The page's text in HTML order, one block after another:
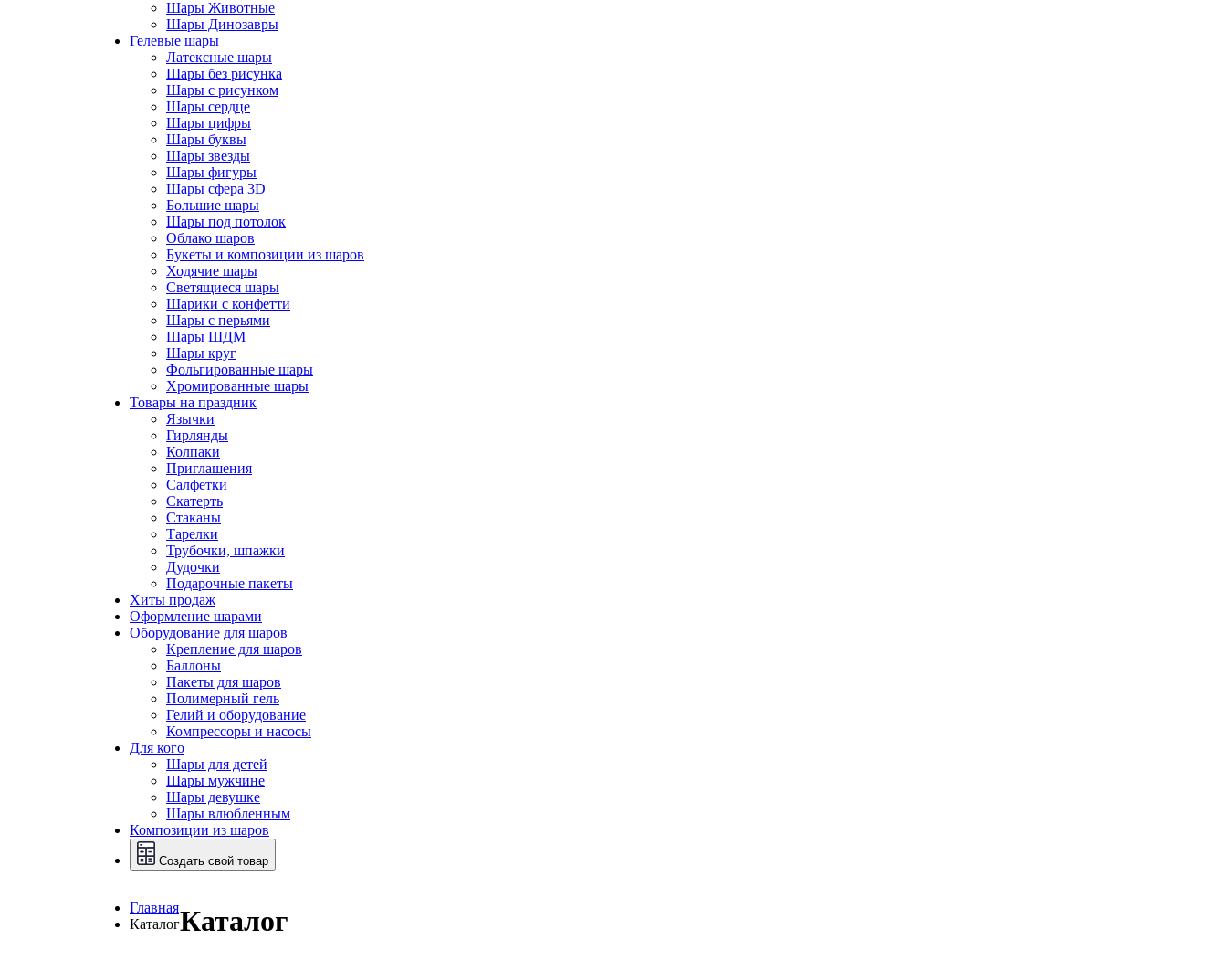
Шары Животные
Шары Динозавры
Гелевые шары
Латексные шары
Шары без рисунка
Шары с рисунком
Шары сердце
Шары цифры
Шары буквы
Шары звезды
Шары фигуры
Шары сфера 3D
Большие шары
Шары под потолок
Облако шаров
Букеты и композиции из шаров
Ходячие шары
Светящиеся шары
Шарики с конфетти
Шары с перьями
Шары ШДМ
Шары круг
Фольгированные шары
Хромированные шары
Товары на праздник
Язычки
Гирлянды
Колпаки
Приглашения
Салфетки
Скатерть
Стаканы
Тарелки
Трубочки, шпажки
Дудочки
Подарочные пакеты
Хиты продаж
Оформление шарами
Оборудование для шаров
Крепление для шаров
Баллоны
Пакеты для шаров
Полимерный гель
Гелий и оборудование
Компрессоры и насосы
Для кого
Шары для детей
Шары мужчине
Шары девушке
Шары влюбленным
Композиции из шаров
Создать свой товар
Главная
КаталогКаталог